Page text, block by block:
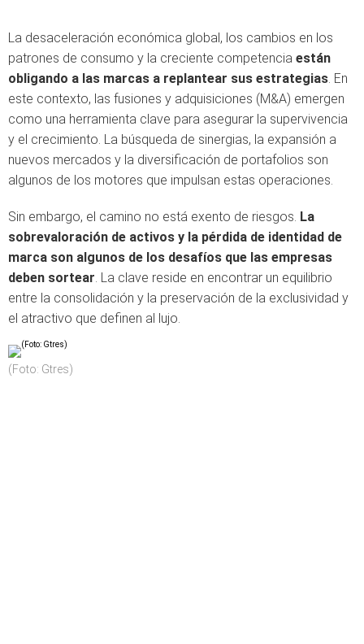
La desaceleración económica global, los cambios en los
patrones de consumo y la creciente competencia están
obligando a las marcas a replantear sus estrategias. En
este contexto, las fusiones y adquisiciones (M&A) emergen
como una herramienta clave para asegurar la supervivencia
y el crecimiento. La búsqueda de sinergias, la expansión a
nuevos mercados y la diversificación de portafolios son
algunos de los motores que impulsan estas operaciones.
Sin embargo, el camino no está exento de riesgos. La
sobrevaloración de activos y la pérdida de identidad de
marca son algunos de los desafíos que las empresas
deben sortear. La clave reside en encontrar un equilibrio
entre la consolidación y la preservación de la exclusividad y
el atractivo que definen al lujo.
(Foto: Gtres)